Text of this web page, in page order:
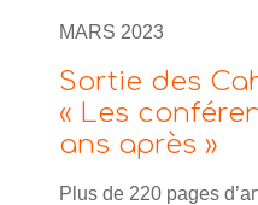
MARS 2023
Sortie des
« Les
ans après »
Plus de 220 pages